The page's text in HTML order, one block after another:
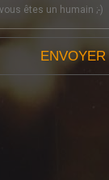
ENVOYER